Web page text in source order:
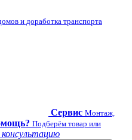
и доработка транспорта
Сервис Монтаж,
Подберём товар или